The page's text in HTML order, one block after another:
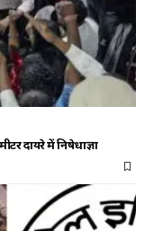
दायरे में निषेधाज्ञा